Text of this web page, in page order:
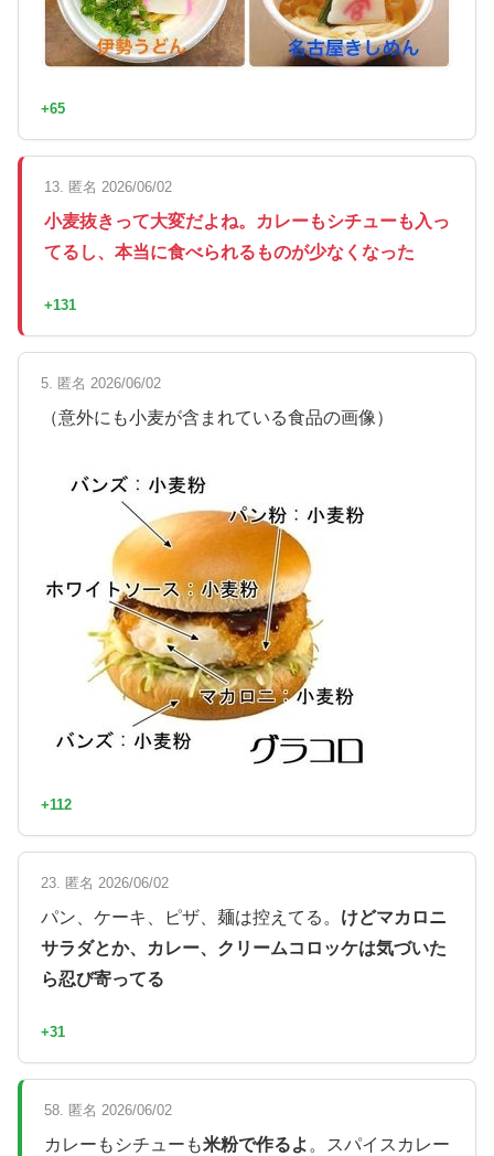
+65
13. 匿名 2026/06/02
小麦抜きって大変だよね。カレーもシチューも入っ
てるし、本当に食べられるものが少なくなった
+131
5. 匿名 2026/06/02
（意外にも小麦が含まれている食品の画像）
+112
23. 匿名 2026/06/02
パン、ケーキ、ピザ、麺は控えてる。 けどマカロニ
サラダとか、カレー、クリームコロッケは気づいた
ら忍び寄ってる
+31
58. 匿名 2026/06/02
カレーもシチューも米粉で作るよ 。スパイスカレー